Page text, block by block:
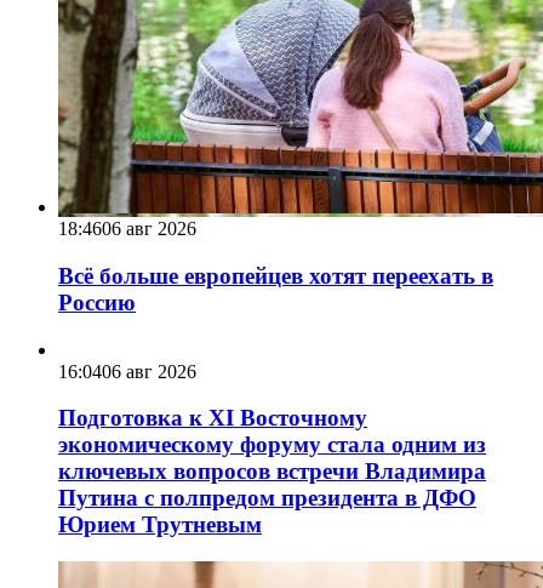
18:4606 авг 2026
Всё больше европейцев хотят переехать в
Россию
16:0406 авг 2026
Подготовка к XI Восточному
экономическому форуму стала одним из
ключевых вопросов встречи Владимира
Путина с полпредом президента в ДФО
Юрием Трутневым